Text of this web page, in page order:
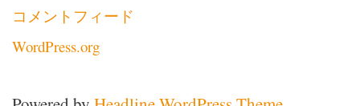
コメントフィード
WordPress.org